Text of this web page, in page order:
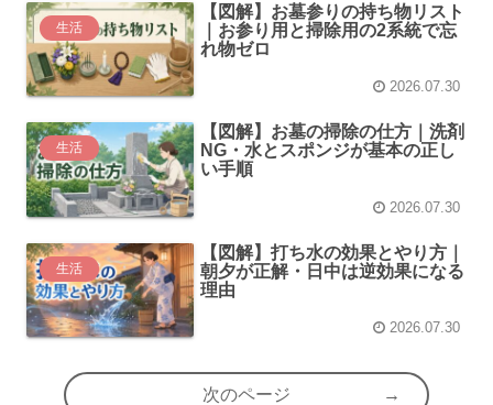
生活
【図解】お墓参りの持ち物リスト
｜お参り用と掃除用の2系統で忘
れ物ゼロ
2026.07.30
生活
【図解】お墓の掃除の仕方｜洗剤
NG・水とスポンジが基本の正し
い手順
2026.07.30
生活
【図解】打ち水の効果とやり方｜
朝夕が正解・日中は逆効果になる
理由
2026.07.30
次のページ